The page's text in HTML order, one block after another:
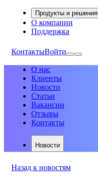
Продукты и решения
О компании
Поддержка
КонтактыВойти
О нас
Клиенты
Новости
Статьи
Вакансии
Отзывы
Контакты
Новости
Назад к новостям